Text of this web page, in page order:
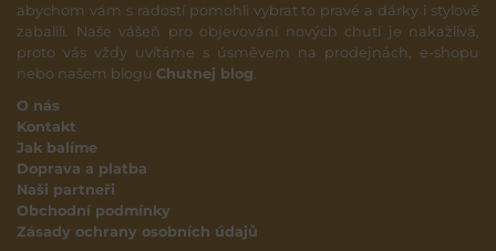
abychom vám s radostí pomohli vybrat to pravé a dárky i stylově
zabalili. Naše vášeň pro objevování nových chutí je nakažlivá,
proto vás vždy uvítáme s úsměvem na prodejnách, e-shopu
nebo našem blogu Chutnej blog
O nás
Kontakt
Jak balíme
Doprava a platba
Naši partneři
Obchodní podmínky
Zásady ochrany osobních údajů